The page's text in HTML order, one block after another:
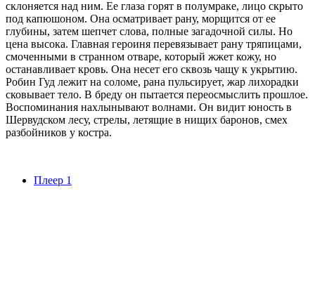
склоняется над ним. Ее глаза горят в полумраке, лицо скрыто
под капюшоном. Она осматривает рану, морщится от ее
глубины, затем шепчет слова, полные загадочной силы. Но
цена высока. Главная героиня перевязывает рану тряпицами,
смоченными в странном отваре, который жжет кожу, но
останавливает кровь. Она несет его сквозь чащу к укрытию.
Робин Гуд лежит на соломе, рана пульсирует, жар лихорадки
сковывает тело. В бреду он пытается переосмыслить прошлое.
Воспоминания нахлынывают волнами. Он видит юность в
Шервудском лесу, стрелы, летящие в нищих баронов, смех
разбойников у костра.
Плеер 1